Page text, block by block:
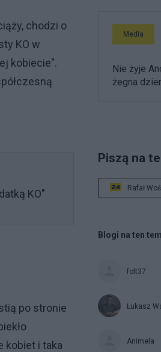
chodzi o
KO w
kobiecie".
KO"
po stronie
kobiet i taka
Media
Nie żyje
żegna
Piszą na
Rafał Woś
Blogi na ten
folt37
Łukasz
Animela